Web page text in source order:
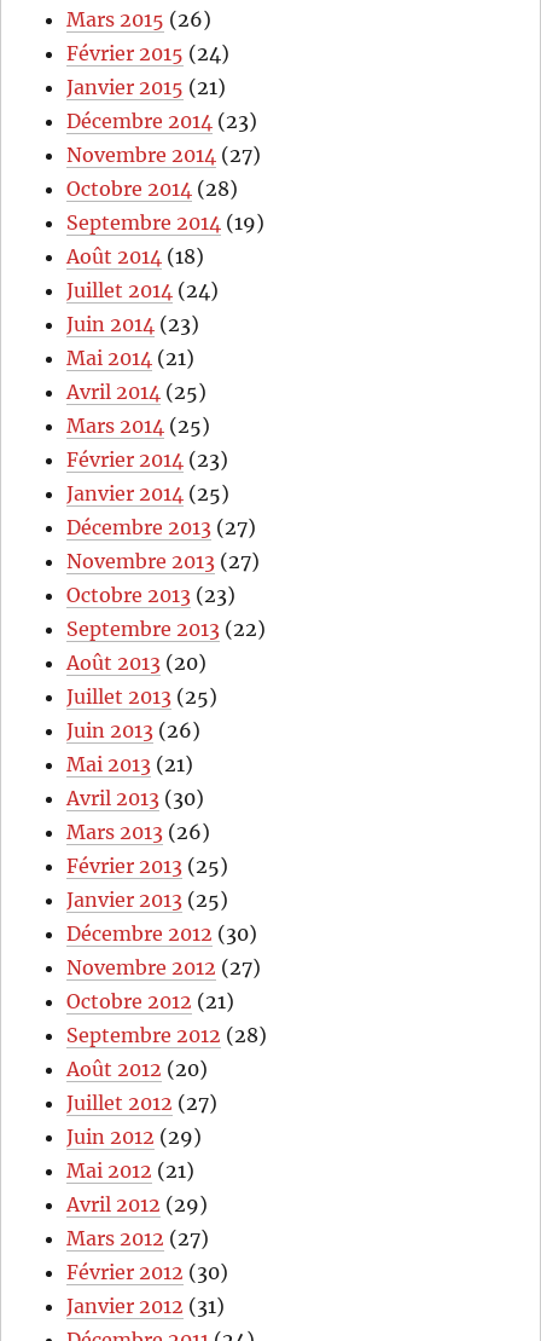
Mars 2015 (26)
Février 2015 (24)
Janvier 2015 (21)
Décembre 2014 (23)
Novembre 2014 (27)
Octobre 2014 (28)
Septembre 2014 (19)
Août 2014 (18)
Juillet 2014 (24)
Juin 2014 (23)
Mai 2014 (21)
Avril 2014 (25)
Mars 2014 (25)
Février 2014 (23)
Janvier 2014 (25)
Décembre 2013 (27)
Novembre 2013 (27)
Octobre 2013 (23)
Septembre 2013 (22)
Août 2013 (20)
Juillet 2013 (25)
Juin 2013 (26)
Mai 2013 (21)
Avril 2013 (30)
Mars 2013 (26)
Février 2013 (25)
Janvier 2013 (25)
Décembre 2012 (30)
Novembre 2012 (27)
Octobre 2012 (21)
Septembre 2012 (28)
Août 2012 (20)
Juillet 2012 (27)
Juin 2012 (29)
Mai 2012 (21)
Avril 2012 (29)
Mars 2012 (27)
Février 2012 (30)
Janvier 2012 (31)